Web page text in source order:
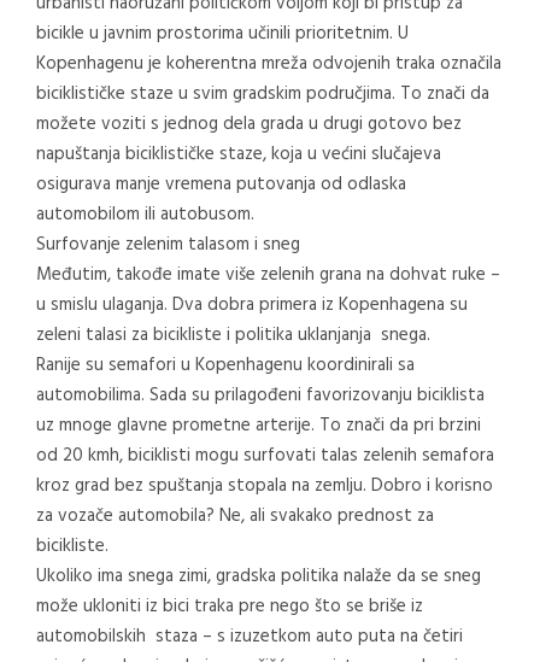
bicikle u javnim prostorima učinili prioritetnim. U
Kopenhagenu je koherentna mreža odvojenih traka označila
biciklističke staze u svim gradskim područjima. To znači da
možete voziti s jednog dela grada u drugi gotovo bez
napuštanja biciklističke staze, koja u većini slučajeva
osigurava manje vremena putovanja od odlaska
automobilom ili autobusom.
Surfovanje zelenim talasom i sneg
Međutim, takođe imate više zelenih grana na dohvat ruke –
u smislu ulaganja. Dva dobra primera iz Kopenhagena su
zeleni talasi za bicikliste i politika uklanjanja snega.
Ranije su semafori u Kopenhagenu koordinirali sa
automobilima. Sada su prilagođeni favorizovanju biciklista
uz mnoge glavne prometne arterije. To znači da pri brzini
od 20 kmh, biciklisti mogu surfovati talas zelenih semafora
kroz grad bez spuštanja stopala na zemlju. Dobro i korisno
za vozače automobila? Ne, ali svakako prednost za
bicikliste.
Ukoliko ima snega zimi, gradska politika nalaže da se sneg
može ukloniti iz bici traka pre nego što se briše iz
automobilskih staza – s izuzetkom auto puta na četiri